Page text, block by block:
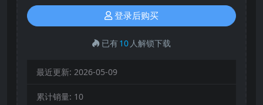
登录后购买
已有10 人解锁下载
最近更新: 2026-05-09
累计销量: 10